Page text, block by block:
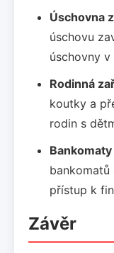
Úschovna
úschovu
úschovny
Rodinná
koutky a
rodin s
bankomatů
přístup k
Závěr